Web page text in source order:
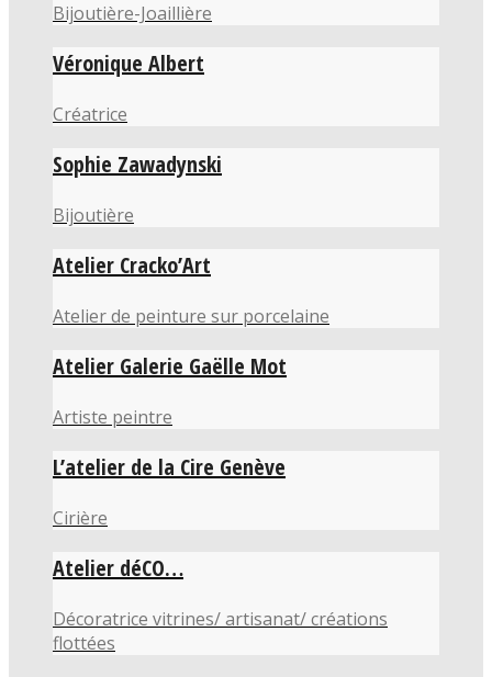
Bijoutière-Joaillière
Véronique Albert
Créatrice
Sophie Zawadynski
Bijoutière
Atelier Cracko’Art
Atelier de peinture sur porcelaine
Atelier Galerie Gaëlle Mot
Artiste peintre
L’atelier de la Cire Genève
Cirière
Atelier déCO…
Décoratrice vitrines/ artisanat/ créations
flottées